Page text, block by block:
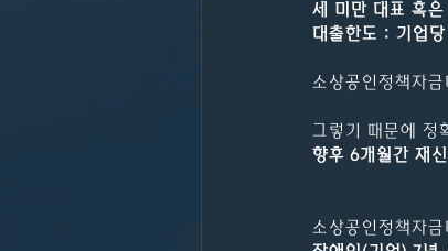
세 미만 대표 혹
대출한도 : 기업당
소상공인정책자
그렇기 때문에 정
향후 6개월간 재
소상공인정책자